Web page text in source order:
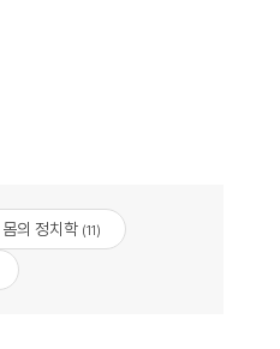
몸의 정치학(11)